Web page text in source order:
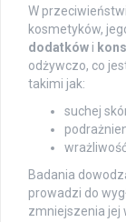
W
kosmetyków,
dodatków i
odżywczo, co
takimi jak:
suchej
Badania
prowadzi do
zmniejszenia jej